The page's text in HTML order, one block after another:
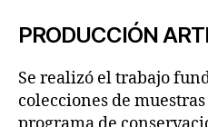
PRODUCCIÓN
Se realizó el trabajo
colecciones de